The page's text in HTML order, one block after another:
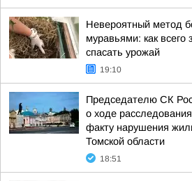
Невероятный метод
муравьями: как
спасать урожай
19:10
Председателю СК
о ходе
факту нарушения
Томской области
18:51